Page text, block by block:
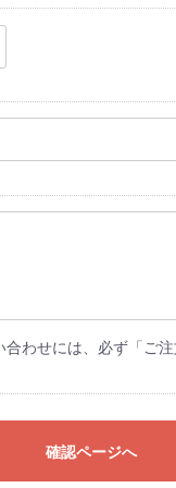
わせには、必ず「ご
確認ページへ